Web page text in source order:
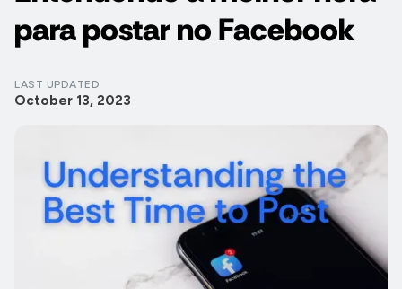
para postar no Facebook
LAST UPDATED
October 13, 2023